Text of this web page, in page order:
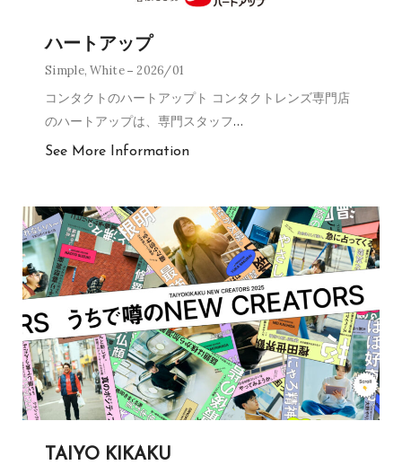
ハートアップ
Simple,White 2026/01
コンタクトのハートアップト コンタクトレンズ専門店
のハートアップは、専門スタッフ…
See More Information
TAIYO KIKAKU